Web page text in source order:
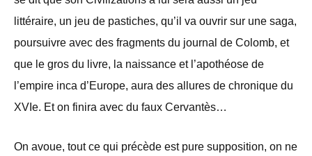
littéraire, un jeu de pastiches, qu’il va ouvrir sur une saga,
poursuivre avec des fragments du journal de Colomb, et
que le gros du livre, la naissance et l’apothéose de
l’empire inca d’Europe, aura des allures de chronique du
XVIe. Et on finira avec du faux Cervantès…
On avoue, tout ce qui précède est pure supposition, on ne